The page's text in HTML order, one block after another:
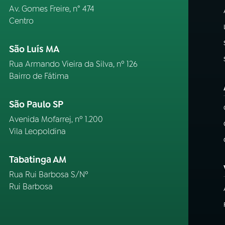
Av. Gomes Freire, n° 474
Centro
São Luís MA
Rua Armando Vieira da Silva, nº 126
Bairro de Fátima
São Paulo SP
Avenida Mofarrej, nº 1.200
Vila Leopoldina
Tabatinga AM
Rua Rui Barbosa S/Nº
Rui Barbosa